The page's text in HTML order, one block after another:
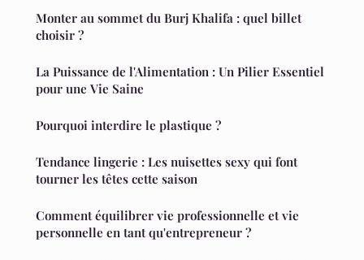
Monter au sommet du Burj Khalifa : quel billet
choisir ?
La Puissance de l'Alimentation : Un Pilier Essentiel
pour une Vie Saine
Pourquoi interdire le plastique ?
Tendance lingerie : Les nuisettes sexy qui font
tourner les têtes cette saison
Comment équilibrer vie professionnelle et vie
personnelle en tant qu'entrepreneur ?